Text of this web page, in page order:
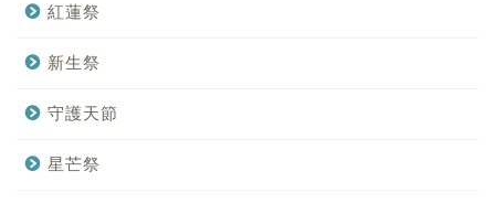
紅蓮祭
新生祭
守護天節
星芒祭